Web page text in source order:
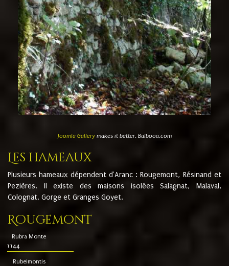
Joomla Gallerymakes it better. Balbooa.com
Les hameaux
Plusieurs hameaux dépendent d'Aranc : Rougemont, Résinand et
Pezières. Il existe des maisons isolées Salagnat, Malaval,
Colognat, Gorge et Granges Goyet.
Rougemont
Rubra Monte
1144
Rubeimontis